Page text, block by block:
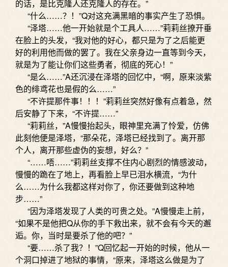
的话，是比克隆人还克隆人的存在。”
“什么……？！”Q对这充满黑暗的事实产生了恐惧。
“泽塔……他一开始就是个工具人……”莉莉丝撩开垂
在脸上的头发，“我对他的好心，都只是为了之后能更
好的利用他而做的罢了。我在父亲身边一直等到今天，
就是为了能让你们这些勇者，彻底的死心！”
“是么……”A还沉浸在泽塔的回忆中，“啊，原来淡紫
色的绯鸢花也是假的么……”
“不许提那件事！！！”莉莉丝突然好像有点着急，然
后安静了下来，“不许提……”
“莉莉丝，”A慢慢抬起头，眼神里充满了怜爱，仿佛
此刻他便是泽塔，“那朵花，泽塔已经找到了。离开那
个人，离开那些虚伪的妄想，好么？”
“……唔……”莉莉丝支撑不住内心剧烈的情感波动，
慢慢的跪在了地上，再看脸上早已泪水横流，“为什
么……为什么我都这样对你了，你还要做到这种地
步……”
“因为泽塔发现了人类的可贵之处。”A慢慢走上前，
“如果不是他把Q从你的手下救出来，就不会有今天的邂
逅。你，当时是要杀了他的吧？”
“要……杀了我？！”Q回忆起一开始的时候，他从一
个洞口掉进了地狱的事情，“原来，泽塔这么做是为了